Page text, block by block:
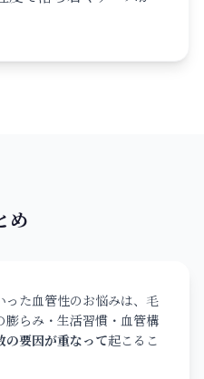
め
た血管性のお悩みは、毛
らみ・生活習慣・血管構
の要因が重なって起こるこ